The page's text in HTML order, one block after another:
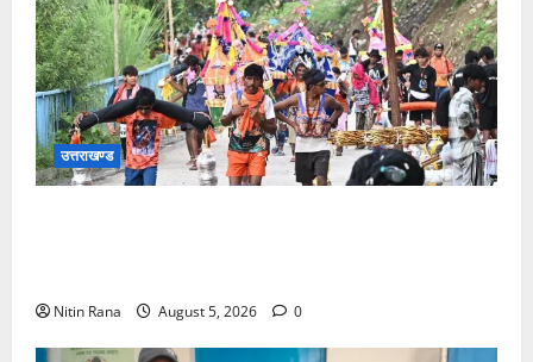
उत्तराखण्ड
Nitin Rana August 5, 2026 0